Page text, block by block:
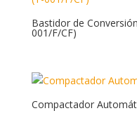
Bastidor de
001/F/CF)
Compactador